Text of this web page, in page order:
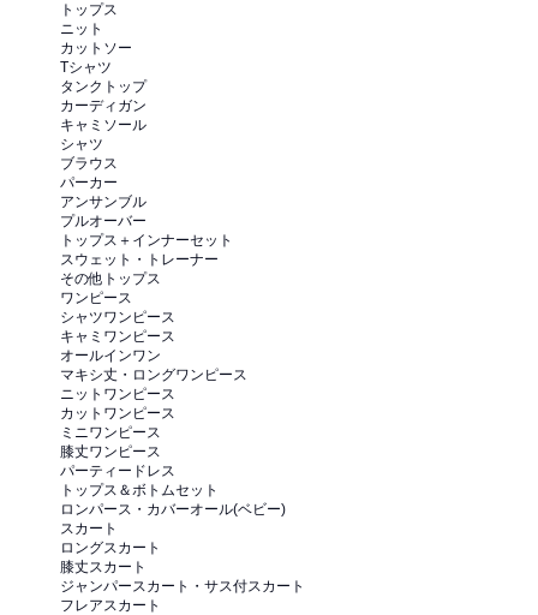
トップス
ニット
カットソー
Tシャツ
タンクトップ
カーディガン
キャミソール
シャツ
ブラウス
パーカー
アンサンブル
プルオーバー
トップス＋インナーセット
スウェット・トレーナー
その他トップス
ワンピース
シャツワンピース
キャミワンピース
オールインワン
マキシ丈・ロングワンピース
ニットワンピース
カットワンピース
ミニワンピース
膝丈ワンピース
パーティードレス
トップス＆ボトムセット
ロンパース・カバーオール(ベビー)
スカート
ロングスカート
膝丈スカート
ジャンパースカート・サス付スカート
フレアスカート